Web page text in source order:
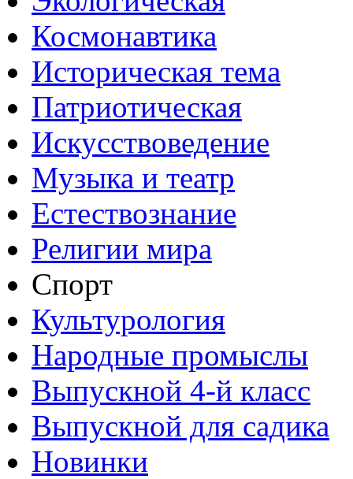
Космонавтика
Историческая тема
Патриотическая
Искусствоведение
Музыка и театр
Естествознание
Религии мира
Спорт
Культурология
Народные промыслы
Выпускной 4-й класс
Выпускной для садика
Новинки